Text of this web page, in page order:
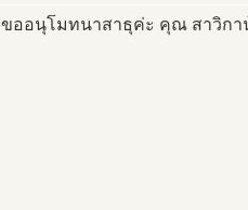
ขออนุโมทนาสาธุค่ะ คุณ สาวิก